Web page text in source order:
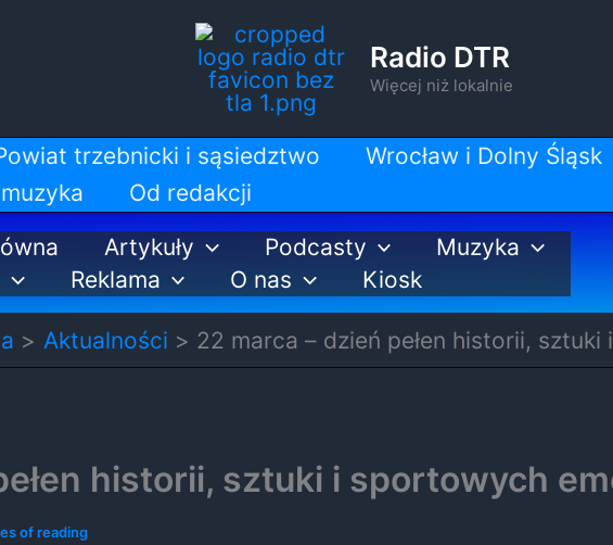
Radio DTR
Więcej niż lokalnie
trzebnicki i sąsiedztwo Wrocław i Dolny Śląsk
Od redakcji
Artykuły Podcasty
Muzyka
Reklama O nas Kiosk
Aktualności 22 marca – dzień pełen historii,
historii, sztuki i sportowych
of reading